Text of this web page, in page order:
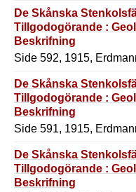
De Skånska
Tillgodogörande :
Beskrifning
Side 592, 1915,
De Skånska
Tillgodogörande :
Beskrifning
Side 591, 1915,
De Skånska
Tillgodogörande :
Beskrifning